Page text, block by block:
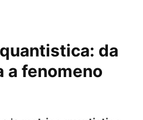
da
a fenomeno